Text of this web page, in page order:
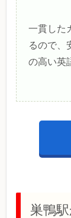
一貫した
るので、
の高い英
巣鴨